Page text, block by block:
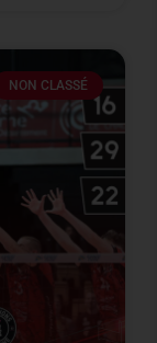
NON CLASSÉ